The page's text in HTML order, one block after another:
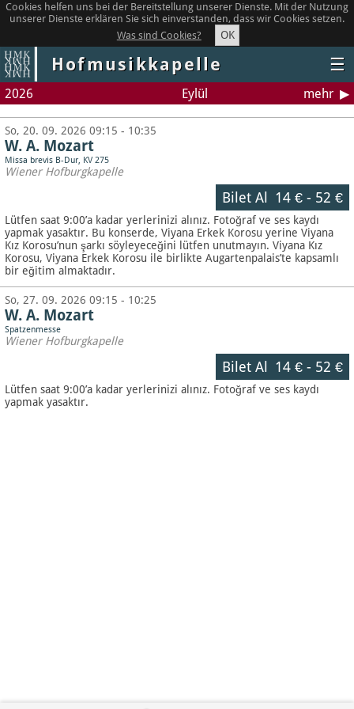
Cookies helfen uns bei der Bereitstellung unserer Dienste. Mit der Nutzung
unserer Dienste erklären Sie sich einverstanden, dass wir Cookies setzen.
Was sind Cookies?
OK
Hofmusikkapelle ☰
2026 Eylül mehr
So, 20. 09. 2026 09:15 - 10:35
W. A. Mozart
Missa brevis B-Dur, KV 275
Wiener Hofburgkapelle
Bilet Al 14 €- 52 €
Lütfen saat 9:00’a kadar yerlerinizi alınız. Fotoğraf ve ses kaydı
yapmak yasaktır. Bu konserde, Viyana Erkek Korosu yerine Viyana
Kız Korosu’nun şarkı söyleyeceğini lütfen unutmayın. Viyana Kız
Korosu, Viyana Erkek Korosu ile birlikte Augartenpalais’te kapsamlı
bir eğitim almaktadır.
So, 27. 09. 2026 09:15 - 10:25
W. A. Mozart
Spatzenmesse
Wiener Hofburgkapelle
Bilet Al 14 €- 52 €
Lütfen saat 9:00’a kadar yerlerinizi alınız. Fotoğraf ve ses kaydı
yapmak yasaktır.